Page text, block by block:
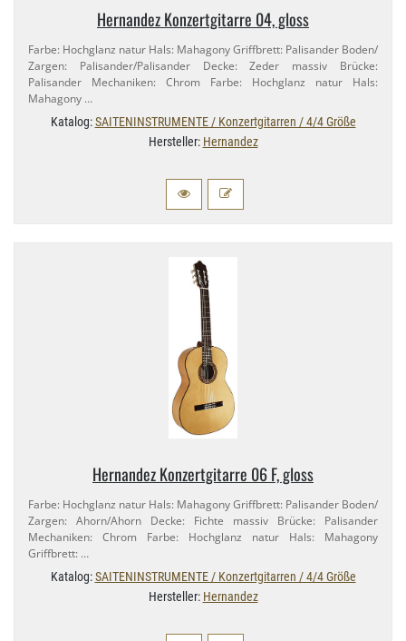
Hernandez Konzertgitarre 04, gloss
Farbe: Hochglanz natur Hals: Mahagony Griffbrett: Palisander Boden/​
Zargen: Palisander/​Palisander Decke: Zeder massiv Brücke:
Palisander Mechaniken: Chrom Farbe: Hochglanz natur Hals:
Mahagony …
Katalog:SAITENINSTRUMENTE / Konzertgitarren / 4/4 Größe
Hersteller: Hernandez
Hernandez Konzertgitarre 06 F, gloss
Farbe: Hochglanz natur Hals: Mahagony Griffbrett: Palisander Boden/​
Zargen: Ahorn/​Ahorn Decke: Fichte massiv Brücke: Palisander
Mechaniken: Chrom Farbe: Hochglanz natur Hals: Mahagony
Griffbrett: …
Katalog:SAITENINSTRUMENTE / Konzertgitarren / 4/4 Größe
Hersteller: Hernandez